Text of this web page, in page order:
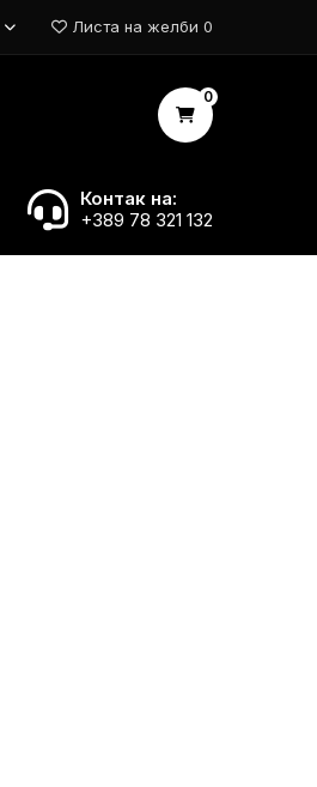
Листа на желби 0
0
Контак на:
+389 78 321 132